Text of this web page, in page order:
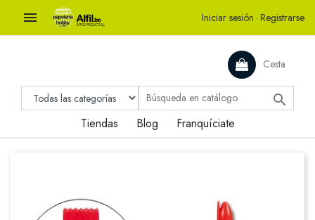
 Iniciar sesión · Registrarse
Cesta

Tiendas Blog Franquíciate